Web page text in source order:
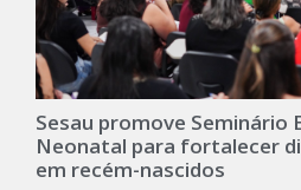
Sesau promove Seminário
Neonatal para fortalecer
em recém-nascidos